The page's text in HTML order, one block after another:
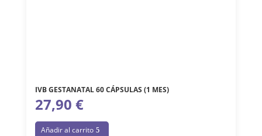
IVB GESTANATAL 60 CÁPSULAS (1 MES)
27,90 €
Añadir al carrito